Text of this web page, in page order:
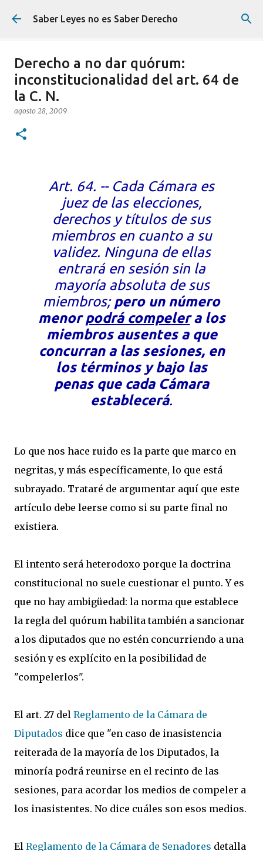
Ir al contenido principal
Saber Leyes no es Saber Derecho
Derecho a no dar quórum:
inconstitucionalidad del art. 64 de
la C. N.
agosto 28, 2009
Art. 64. -- Cada Cámara es
juez de las elecciones,
derechos y títulos de sus
miembros en cuanto a su
validez. Ninguna de ellas
entrará en sesión sin la
mayoría absoluta de sus
miembros; pero un número
menorpodrá compelera los
miembros ausentes a que
concurran a las sesiones, en
los términos y bajo las
penas que cada Cámara
establecerá.
Lo que nos hace ruido es la parte que marco en
negritas, y más específicamente, lo que está
subrayado. Trataré de argumentar aquí que este
artículo debe leerse como si su parte final no
existiera.
El intento será heterodoxo porque la doctrina
constitucional no suele cuestionar el punto. Y es
que no hay ambigüedad: la norma que establece
la regla del quórum habilita también a sancionar
a los diputados que no estén concurriendo a una
sesión y es explícito en la posibilidad de
"compelerlos".
El art. 27 del Reglamento de la Cámara de
Diputados dice que "en caso de inasistencia
reiterada de la mayoría de los Diputados, la
minoría podrá reunirse en el recinto de las
sesiones, para acordar los medios de compeler a
los inasistentes. No dice cuáles son esos medios.
El Reglamento de la Cámara de Senadores detalla